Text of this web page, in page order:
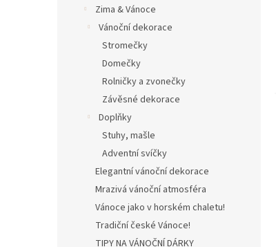
Zima & Vánoce
Vánoční dekorace
Stromečky
Domečky
Rolničky a zvonečky
Závěsné dekorace
Doplňky
Stuhy, mašle
Adventní svíčky
Elegantní vánoční dekorace
Mrazivá vánoční atmosféra
Vánoce jako v horském chaletu!
Tradiční české Vánoce!
TIPY NA VÁNOČNÍ DÁRKY